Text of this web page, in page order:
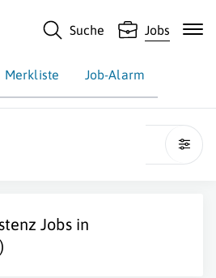
Suche Jobs
Merkliste Job-Alarm
Jobs in